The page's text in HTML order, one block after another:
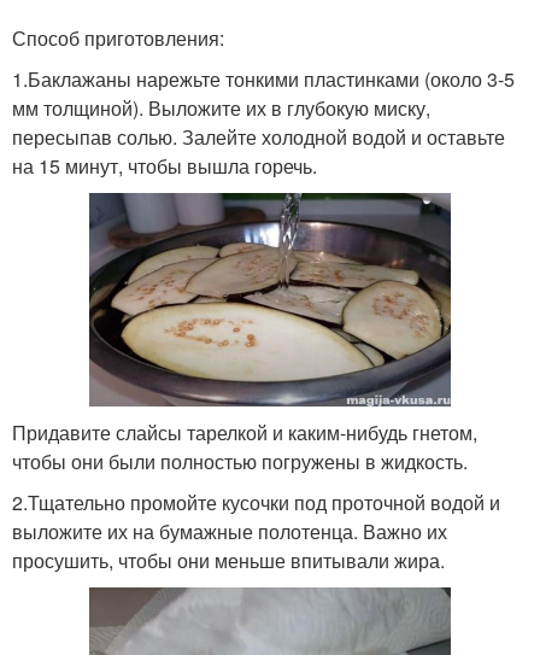
Способ приготовления:
1.Баклажаны нарежьте тонкими пластинками (около 3-5
мм толщиной). Выложите их в глубокую миску,
пересыпав солью. Залейте холодной водой и оставьте
на 15 минут, чтобы вышла горечь.
Придавите слайсы тарелкой и каким-нибудь гнетом,
чтобы они были полностью погружены в жидкость.
2.Тщательно промойте кусочки под проточной водой и
выложите их на бумажные полотенца. Важно их
просушить, чтобы они меньше впитывали жира.